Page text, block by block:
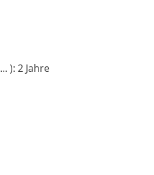
): 2 Jahre